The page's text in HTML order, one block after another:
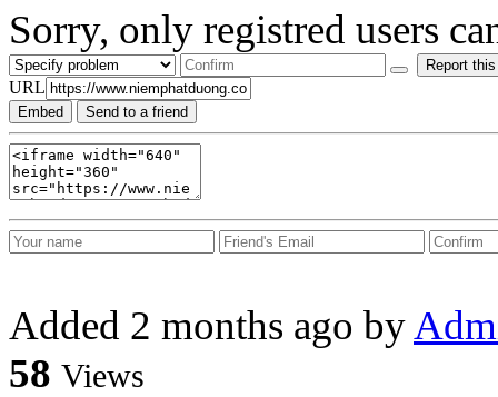
Sorry, only registred users
Report
URL
Embed Send to a friend
Added 2 months ago by
58 Views